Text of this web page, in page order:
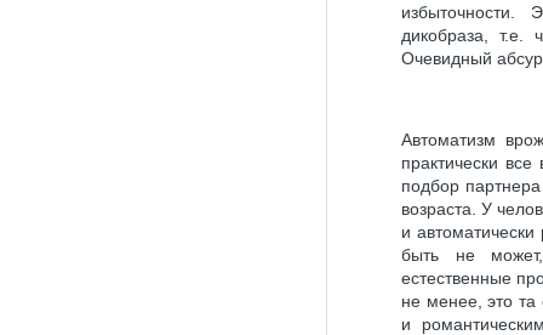
избыточности.
дикобраза,
Очевидный
Автоматизм
практически
подбор
возраста. У
и
быть не может,
естественные
не менее, это та
и